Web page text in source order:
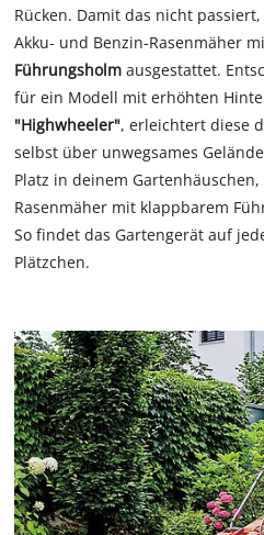
Rücken. Damit das nicht
Akku- und Benzin-Rasenmäher
Führungsholm ausgestattet.
für ein Modell mit erhöhten
"Highwheeler", erleichtert diese
selbst über unwegsames
Platz in deinem
Rasenmäher mit klappbarem
So findet das Gartengerät auf
Plätzchen.